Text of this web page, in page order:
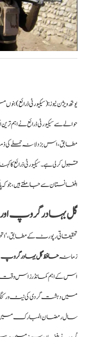
بلاول بھٹو کا آزاد کشمیر
ایران اور امریکہ کے درمیان
بقائی کا دعویٰ
وزیراعظم شہباز شریف کی
کی خدمات کو خراجِ
یوتھ ویژن نیوز :(سیکیورٹی ذرائع)بنوں
حوالے سے سیکیورٹی ذرائع نے
مطابق، اس بزدلانہ حملے کی
قبول کر لی ہے۔ سیکیورٹی
افغانستان سے جا ملتے ہیں، جو
گل بہادر گروپ
تحقیقاتی رپورٹ کے مطابق،
زمانہحافظ گل بہادر گروپ
اس کے اہم کمانڈرز اس وقت
میں دہشت گردی کی نیٹ ورکنگ
سال رمضان المبارک میں